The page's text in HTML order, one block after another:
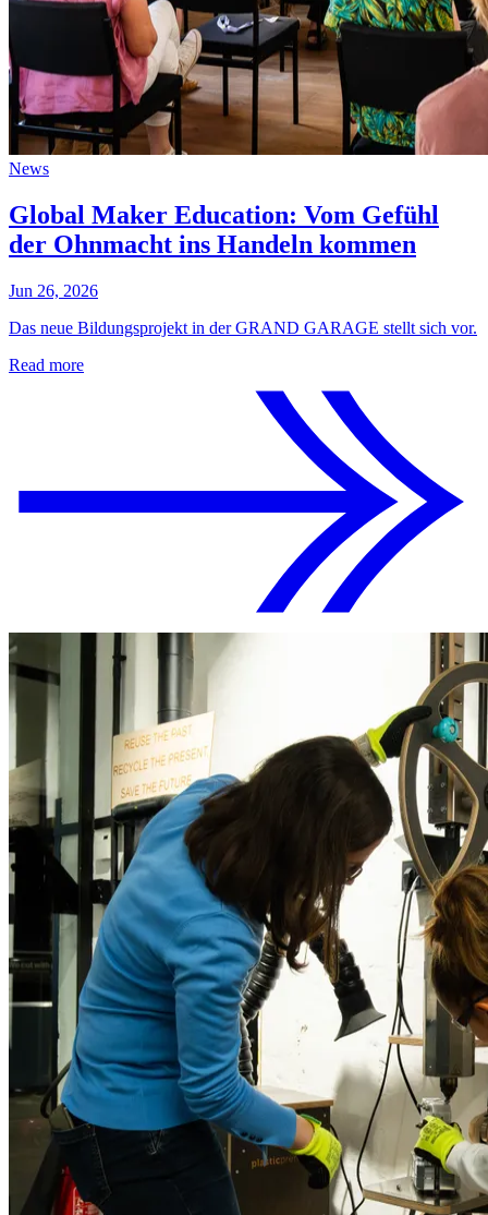
News
Global Maker Education: Vom Gefühl
der Ohnmacht ins Handeln kommen
Jun 26, 2026
Das neue Bildungsprojekt in der GRAND GARAGE stellt sich vor.
Read more